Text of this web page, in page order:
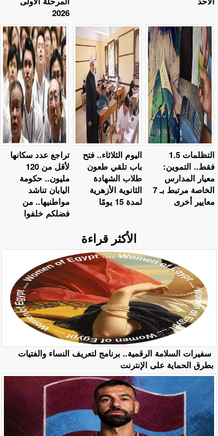
2026
تراجع عدد سكانها
لأقل من 120
مليون.. حكومة
اليابان تناشد
مواطنيها.. من
فضلكم خلفوا
اليوم الثلاثاء.. فتح
باب تلقي طعون
طلاب الشهادة
الثانوية الأزهرية
لمدة 15 يومًا
التظلمات 1.5
فقط.. التموين:
معيار المدارس
الخاصة مرتبط بـ 7
معايير أخرى
الأكثر قراءة
سفيرات السلامة الرقمية.. برنامج لتعريف النساء والفتيات
بطرق الحماية على الإنترنت